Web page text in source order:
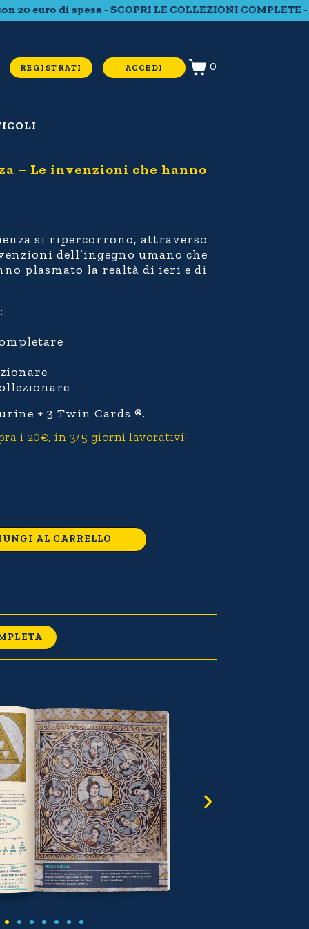
spesa - SCOPRI LE COLLEZIONI COMPLETE -
REGISTRATI ACCEDI 0
– Le invenzioni che hanno
si ripercorrono, attraverso
dell’ingegno umano che
plasmato la realtà di ieri e di
+ 3 Twin Cards ®.
i 20€, in 3/5 giorni lavorativi!
AL CARRELLO